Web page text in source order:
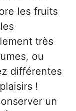
les fruits
très
ou
différentes
!
un